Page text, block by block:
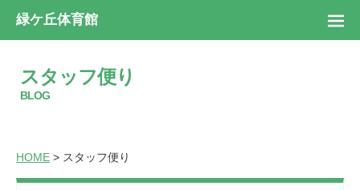
緑ケ丘体育館
スタッフ便り
BLOG
HOME > スタッフ便り